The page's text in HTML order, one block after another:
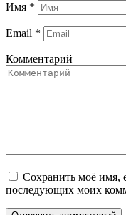
Имя *
Email *
Комментарий
Сохранить моё имя,
последующих моих